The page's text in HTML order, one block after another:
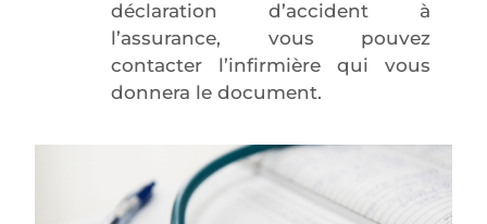
déclaration d’accident à
l’assurance, vous pouvez
contacter l’infirmière qui vous
donnera le document.